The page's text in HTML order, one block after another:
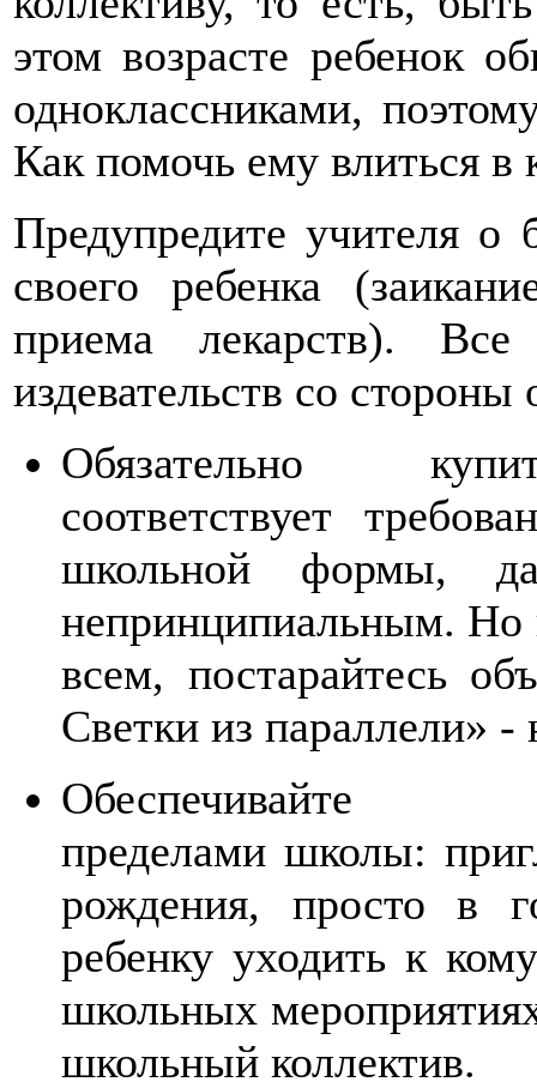
этом возрасте ребенок
одноклассниками,
Как помочь ему влиться в
Предупредите учителя о
своего ребенка
приема лекарств).
издевательств со стороны
Обязательно
соответствует
школьной формы,
непринципиальным.
всем, постарайтесь
Светки из параллели»
Обеспечивайте
пределами школы:
рождения, просто в
ребенку уходить к
школьных
школьный коллектив.